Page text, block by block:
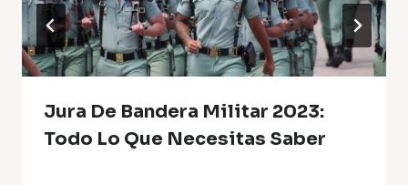
Jura De Bandera Militar 2023:
Todo Lo Que Necesitas Saber